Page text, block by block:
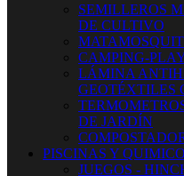
SEMILLEROS
DE CULTIVO
CAMPING-
LÁMINA
GEOTÉXTILES
DE JARDÍN
PISCINAS Y
JUEGOS -